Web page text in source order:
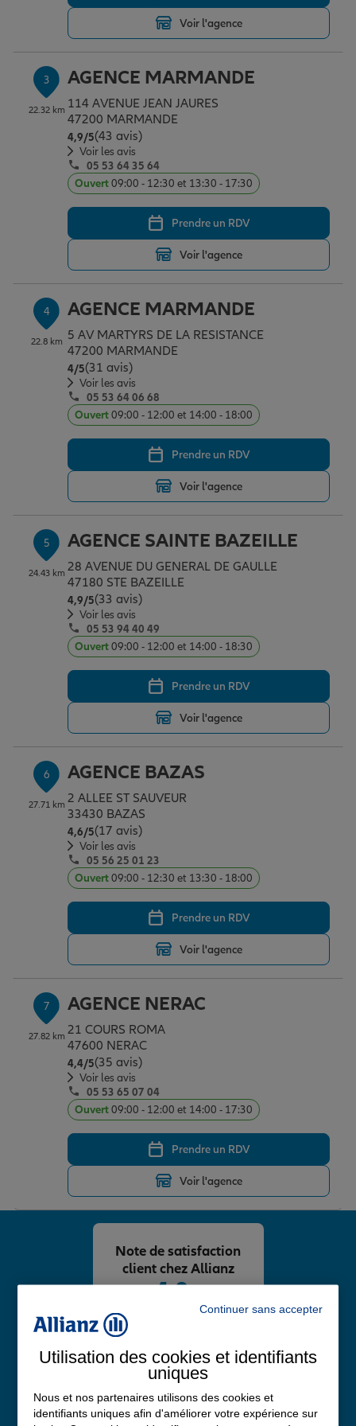
Garantie des accidents de la vie
Assurance scolaire
Protection juridique
Tous nos devis d'assurance
Voir l'agence
3
22.32 km
AGENCE MARMANDE
114 AVENUE JEAN JAURES
47200 MARMANDE
4,9/5Note de 4.9 sur 5
(43 avis)
Voir les avis
05 53 64 35 64
Ouvert09:00 - 12:30 et 13:30 - 17:30
Prendre un RDV
Voir l'agence
4
22.8 km
AGENCE MARMANDE
5 AV MARTYRS DE LA RESISTANCE
47200 MARMANDE
4/5Note de 4 sur 5
(31 avis)
Voir les avis
05 53 64 06 68
Ouvert09:00 - 12:00 et 14:00 - 18:00
Prendre un RDV
Voir l'agence
5
24.43 km
AGENCE SAINTE BAZEILLE
28 AVENUE DU GENERAL DE GAULLE
47180 STE BAZEILLE
4,9/5Note de 4.9 sur 5
(33 avis)
Voir les avis
05 53 94 40 49
Ouvert09:00 - 12:00 et 14:00 - 18:30
Prendre un RDV
Voir l'agence
6
27.71 km
AGENCE BAZAS
2 ALLEE ST SAUVEUR
33430 BAZAS
4,6/5Note de 4.6 sur 5
(17 avis)
Voir les avis
05 56 25 01 23
Ouvert09:00 - 12:30 et 13:30 - 18:00
Prendre un RDV
Voir l'agence
7
27.82 km
AGENCE NERAC
21 COURS ROMA
47600 NERAC
4,4/5Note de 4.4 sur 5
(35 avis)
Voir les avis
05 53 65 07 04
Ouvert09:00 - 12:00 et 14:00 - 17:30
Prendre un RDV
Voir l'agence
4,8
Note de 4.8 sur 5
Note de satisfaction
client chez Allianz
Continuer sans accepter
Utilisation des cookies et identifiants
uniques
Nous et nos partenaires utilisons des cookies et
identifiants uniques afin d'améliorer votre expérience sur